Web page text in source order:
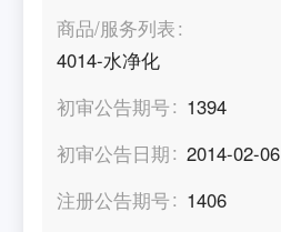
商品/服务列表
4014-水净化
初审公告期号
1394
初审公告日期
2014-02-06
注册公告期号
1406